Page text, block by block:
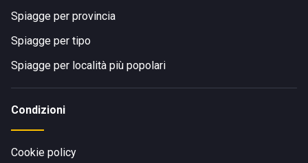
Spiagge per provincia
Spiagge per tipo
Spiagge per località più popolari
Condizioni
Cookie policy